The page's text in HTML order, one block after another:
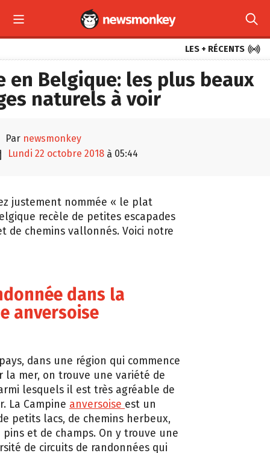
 
LES + RÉCENTS 
en Belgique: les plus beaux
naturels à voir
par newsmonkey
lundi 22 octobre 2018 à 05:44
justement nommée « le plat
recèle de petites escapades
de chemins vallonnés. Voici notre
dans la
anversoise
dans une région qui commence
la mer, on trouve une variété de
lesquels il est très agréable de
La Campine anversoise est un
petits lacs, de chemins herbeux,
pins et de champs. On y trouve une
de circuits de randonnées qui